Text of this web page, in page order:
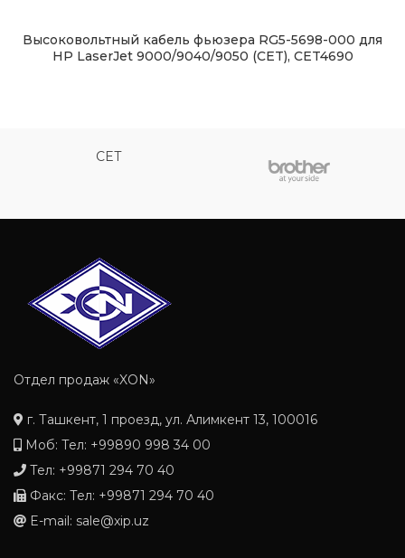
Высоковольтный кабель фьюзера RG5-5698-000 для
HP LaserJet 9000/9040/9050 (CET), CET4690
CET
Отдел продаж «XON»
г. Ташкент, 1 проезд, ул. Алимкент 13, 100016
Моб: Тел: +99890 998 34 00
Тел: +99871 294 70 40
Факс: Тел: +99871 294 70 40
E-mail: sale@xip.uz